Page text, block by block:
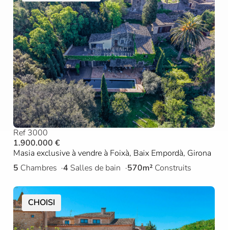
Ref 3000
1.900.000 €
Masia exclusive à vendre à Foixà, Baix Empordà, Girona
5 Chambres 4 Salles de bain 570m² Construits
CHOISI